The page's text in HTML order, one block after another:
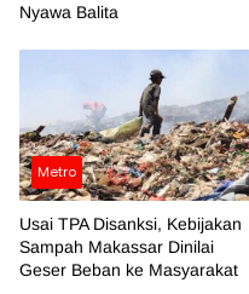
Nyawa Balita
Metro
Usai TPA Disanksi, Kebijakan
Sampah Makassar Dinilai
Geser Beban ke Masyarakat